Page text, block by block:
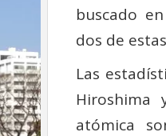
buscado
dos de
Las
Hiroshima
atómica